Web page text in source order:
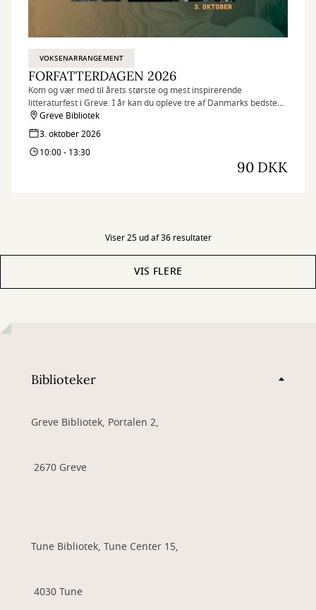
VOKSENARRANGEMENT
FORFATTERDAGEN 2026
Kom og vær med til årets største og mest inspirerende
litteraturfest i Greve. I år kan du opleve tre af Danmarks bedste
forfattere.
Greve Bibliotek
3. oktober 2026
10:00 - 13:30
90 DKK
Viser 25 ud af 36 resultater
VIS FLERE
Biblioteker
Greve Bibliotek, Portalen 2,
2670 Greve
Tune Bibliotek, Tune Center 15,
4030 Tune